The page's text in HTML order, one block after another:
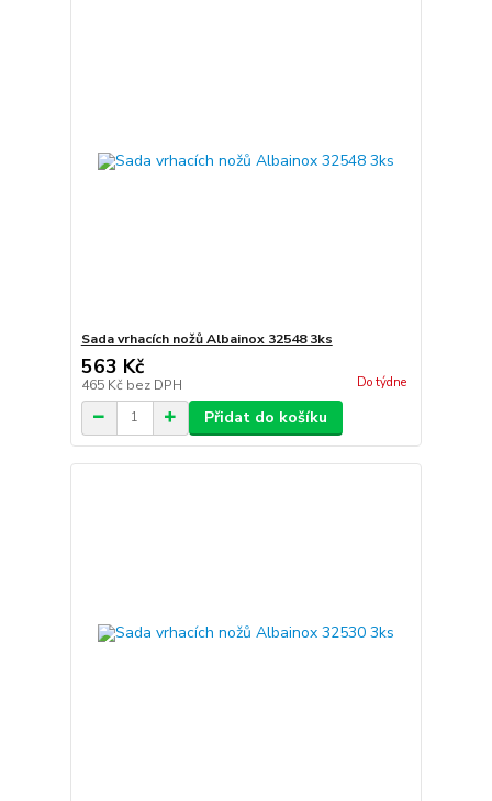
Sada vrhacích nožů Albainox 32548 3ks
563 Kč
465 Kč bez DPH Do týdne
Přidat do košíku